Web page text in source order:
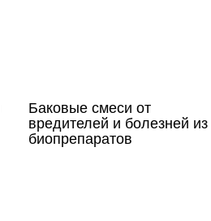
Баковые смеси от
вредителей и болезней из
биопрепаратов